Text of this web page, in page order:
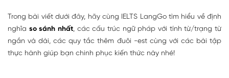
Trong bài viết dưới đây, hãy cùng IELTS LangGo tìm hiểu về định
nghĩa so sánh nhất, các cấu trúc ngữ pháp với tính từ/trạng từ
ngắn và dài, các quy tắc thêm đuôi -est cùng với các bài tập
thực hành giúp bạn chinh phục kiến thức này nhé!